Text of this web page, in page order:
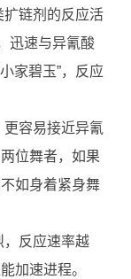
扩链剂的反应活
迅速与异氰酸
家碧玉”，反应
容易接近异氰
位舞者，如果
如身着紧身舞
，反应速率越
加速进程。